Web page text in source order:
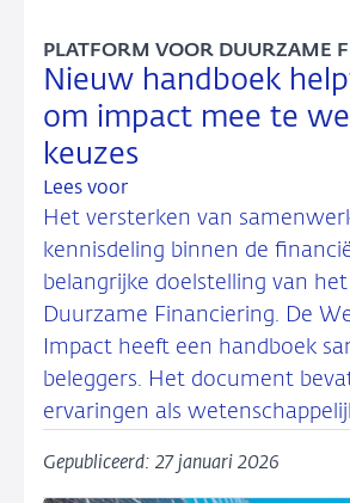
Nieuw handboek
om impact mee te
keuzes
PLATFORM VOOR DUURZAME
Lees voor
Het versterken van
kennisdeling binnen de
belangrijke doelstelling van
Duurzame Financiering. De
Impact heeft een handboek
beleggers. Het document
ervaringen als
Gepubliceerd: 27 januari 2026